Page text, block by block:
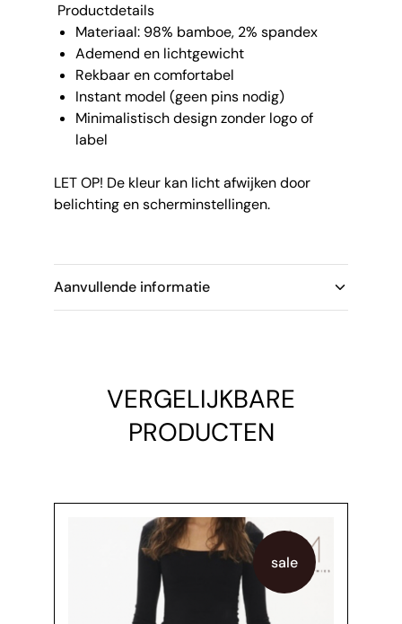
Productdetails
Materiaal: 98% bamboe, 2% spandex
Ademend en lichtgewicht
Rekbaar en comfortabel
Instant model (geen pins nodig)
Minimalistisch design zonder logo of
label
LET OP! De kleur kan licht afwijken door
belichting en scherminstellingen.
Aanvullende informatie
VERGELIJKBARE
PRODUCTEN
sale